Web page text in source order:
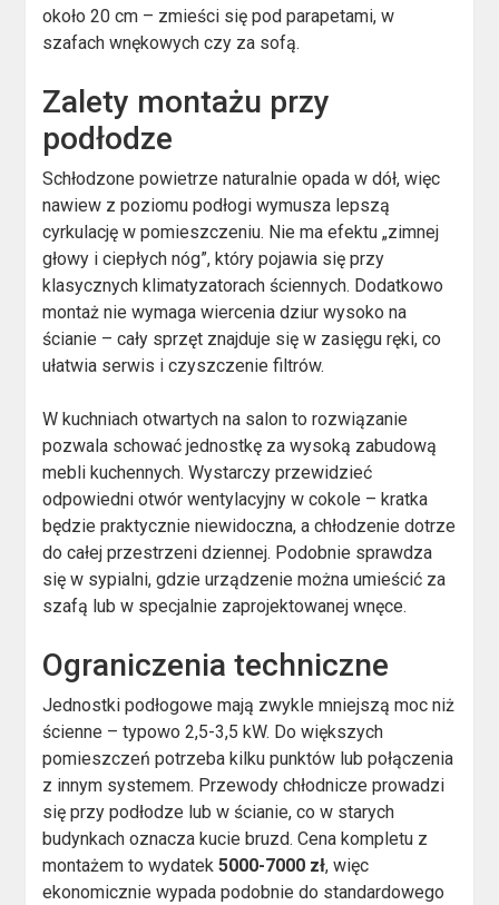
około 20 cm – zmieści się pod parapetami, w
szafach wnękowych czy za sofą.
Zalety montażu przy
podłodze
Schłodzone powietrze naturalnie opada w dół, więc
nawiew z poziomu podłogi wymusza lepszą
cyrkulację w pomieszczeniu. Nie ma efektu „zimnej
głowy i ciepłych nóg”, który pojawia się przy
klasycznych klimatyzatorach ściennych. Dodatkowo
montaż nie wymaga wiercenia dziur wysoko na
ścianie – cały sprzęt znajduje się w zasięgu ręki, co
ułatwia serwis i czyszczenie filtrów.
W kuchniach otwartych na salon to rozwiązanie
pozwala schować jednostkę za wysoką zabudową
mebli kuchennych. Wystarczy przewidzieć
odpowiedni otwór wentylacyjny w cokole – kratka
będzie praktycznie niewidoczna, a chłodzenie dotrze
do całej przestrzeni dziennej. Podobnie sprawdza
się w sypialni, gdzie urządzenie można umieścić za
szafą lub w specjalnie zaprojektowanej wnęce.
Ograniczenia techniczne
Jednostki podłogowe mają zwykle mniejszą moc niż
ścienne – typowo 2,5-3,5 kW. Do większych
pomieszczeń potrzeba kilku punktów lub połączenia
z innym systemem. Przewody chłodnicze prowadzi
się przy podłodze lub w ścianie, co w starych
budynkach oznacza kucie bruzd. Cena kompletu z
montażem to wydatek5000-7000 zł, więc
ekonomicznie wypada podobnie do standardowego